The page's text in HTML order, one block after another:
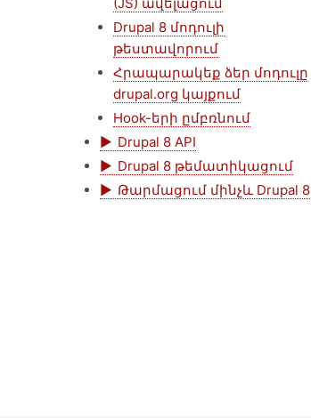
Drupal 8 մոդուլի
թեստավորում
Հրապարակեք ձեր մոդուլը
drupal.org կայքում
Hook-երի ըմբռնում
Drupal 8 API
Drupal 8 թեմատիկացում
Թարմացում մինչև Drupal 8